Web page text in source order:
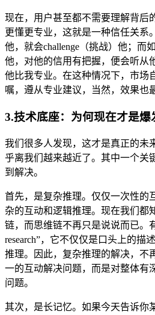
现在，用户甚至都不需要理解背后
更懂更专业，这就是一种信任关系
他，就会challenge（挑战）他；而
他，对他的信用有把握，便会听从
他比我专业。在这种情况下，市场
嘱，遵从专业建议，当然，效果也
3.技术底座：为何现在才是爆
我们很多人发现，这才是真正的未
乎离我们越来越近了。其中一个关
到解决。
首先，是复杂推理。仅仅一次性的
杂的互动和逻辑推理。现在我们都
链，而思维链不再只是说说而已。
research”，它不仅仅是口头上的描
推理。因此，复杂推理的解决，不
一的互动解决问题，而是对整体有
问题。
其次，是长记忆。如果今天告诉你